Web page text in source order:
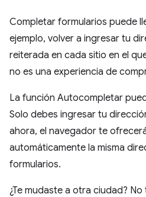
Completar formularios puede
ejemplo, volver a ingresar tu
reiterada en cada sitio en el
no es una experiencia de
La función Autocompletar
Solo debes ingresar tu
ahora, el navegador te
automáticamente la misma
formularios.
¿Te mudaste a otra ciudad?